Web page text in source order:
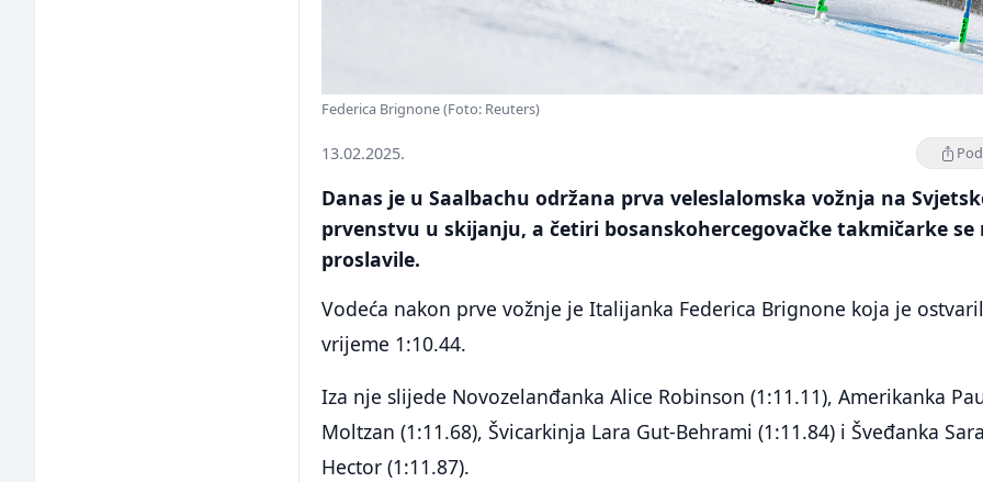
Federica Brignone (Foto: Reuters)
13.02.2025.
Danas je u Saalbachu održana prva veleslalomska vožnja na
prvenstvu u skijanju, a četiri bosanskohercegovačke takmičarke se
proslavile.
Vodeća nakon prve vožnje je Italijanka Federica Brignone koja je
vrijeme 1:10.44.
Iza nje slijede Novozelanđanka Alice Robinson (1:11.11), Amerikanka
Moltzan (1:11.68), Švicarkinja Lara Gut-Behrami (1:11.84) i Šveđanka Sara
Hector (1:11.87).